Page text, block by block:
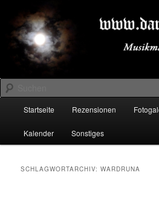
primären
Inhalt
springen
sekundären
Inhalt
springenDARK-
Suchen
Startseite Rezensionen
Kalender Sonstiges
SCHLAGWORTARCHIV:WARDRUNA